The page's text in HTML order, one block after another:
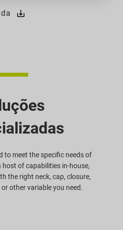
to meet the specific needs of
of capabilities in-house,
the right neck, cap, closure,
other variable you need.